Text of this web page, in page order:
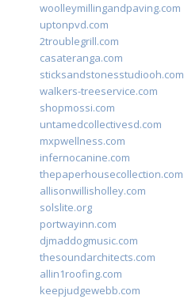
woolleymillingandpaving.com
uptonpvd.com
2troublegrill.com
casateranga.com
sticksandstonesstudiooh.com
walkers-treeservice.com
shopmossi.com
untamedcollectivesd.com
mxpwellness.com
infernocanine.com
thepaperhousecollection.com
allisonwillisholley.com
solslite.org
portwayinn.com
djmaddogmusic.com
thesoundarchitects.com
allin1roofing.com
keepjudgewebb.com